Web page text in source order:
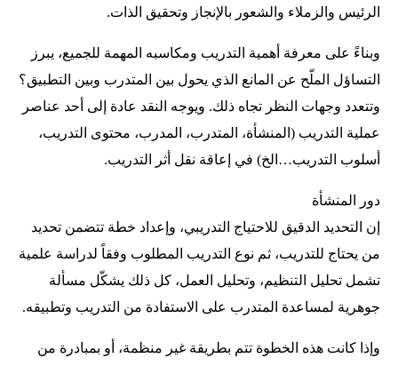
الرئيس والزملاء والشعور بالإنجاز وتحقيق الذات.
وبناءً على معرفة أهمية التدريب ومكاسبه المهمة للجميع، يبرز
التساؤل الملّح عن المانع الذي يحول بين المتدرب وبين التطبيق؟
وتتعدد وجهات النظر تجاه ذلك. ويوجه النقد عادة إلى أحد عناصر
عملية التدريب (المنشأة، المتدرب، المدرب، محتوى التدريب،
أسلوب التدريب…الخ) في إعاقة نقل أثر التدريب.
دور المنشأة
إن التحديد الدقيق للاحتياج التدريبي، وإعداد خطة تتضمن تحديد
من يحتاج للتدريب، ثم نوع التدريب المطلوب وفقاً لدراسة علمية
تشمل تحليل التنظيم، وتحليل العمل، كل ذلك يشكّل مسألة
جوهرية لمساعدة المتدرب على الاستفادة من التدريب وتطبيقه.
وإذا كانت هذه الخطوة تتم بطريقة غير منظمة، أو بمبادرة من